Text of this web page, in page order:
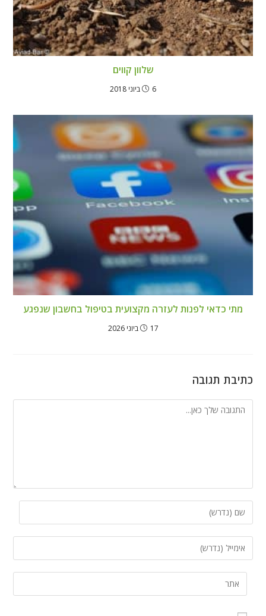
שלוון קווים
6 ביוני 2018
מתי כדאי לפנות לעזרה מקצועית בטיפול בחשבון שנפגע
17 ביוני 2026
כתיבת תגובה